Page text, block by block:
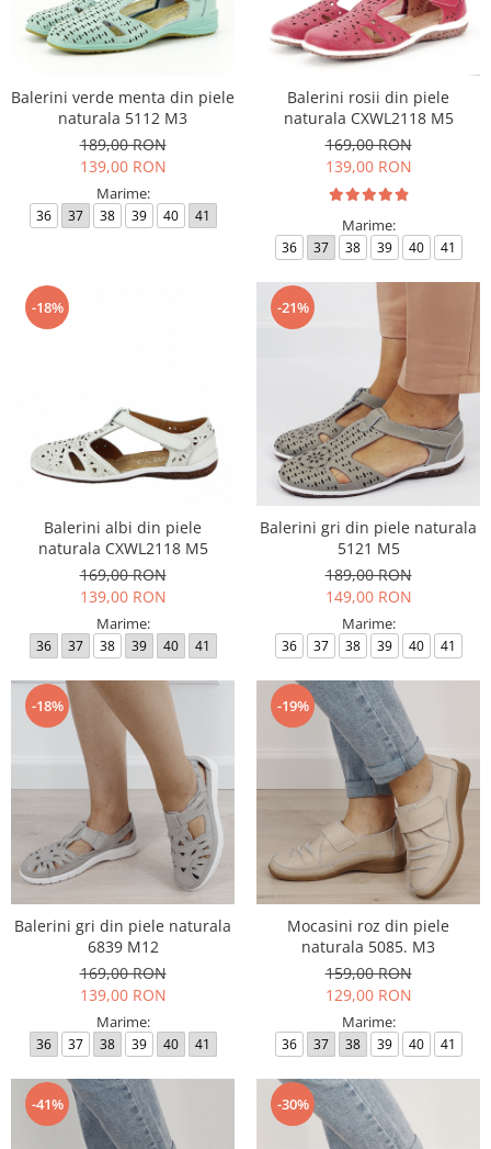
Balerini verde menta din piele
naturala 5112 M3
189,00 RON
139,00 RON
Marime:
36 37 38 39 40 41
Balerini rosii din piele
naturala CXWL2118 M5
169,00 RON
139,00 RON
Marime:
36 37 38 39 40 41
-18%
Balerini albi din piele
naturala CXWL2118 M5
169,00 RON
139,00 RON
Marime:
36 37 38 39 40 41
-21%
Balerini gri din piele naturala
5121 M5
189,00 RON
149,00 RON
Marime:
36 37 38 39 40 41
-18%
Balerini gri din piele naturala
6839 M12
169,00 RON
139,00 RON
Marime:
36 37 38 39 40 41
-19%
Mocasini roz din piele
naturala 5085. M3
159,00 RON
129,00 RON
Marime:
36 37 38 39 40 41
-41% -30%